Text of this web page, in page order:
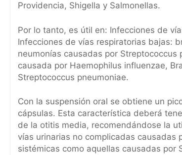
Providencia, Shigella y Salmonellas.
Por lo tanto, es útil en: Infecciones de
Infecciones de vías respiratorias bajas:
neumonías causadas por
causada por Haemophilus influenzae,
Streptococcus pneumoniae.
Con la suspensión oral se obtiene un
cápsulas. Esta característica deberá
de la otitis media, recomendándose la
vías urinarias no complicadas causadas
sistémicas como aquellas causadas por